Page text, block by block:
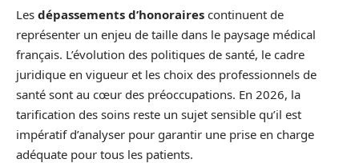
Les dépassements d’honoraires continuent de
représenter un enjeu de taille dans le paysage médical
français. L’évolution des politiques de santé, le cadre
juridique en vigueur et les choix des professionnels de
santé sont au cœur des préoccupations. En 2026, la
tarification des soins reste un sujet sensible qu’il est
impératif d’analyser pour garantir une prise en charge
adéquate pour tous les patients.